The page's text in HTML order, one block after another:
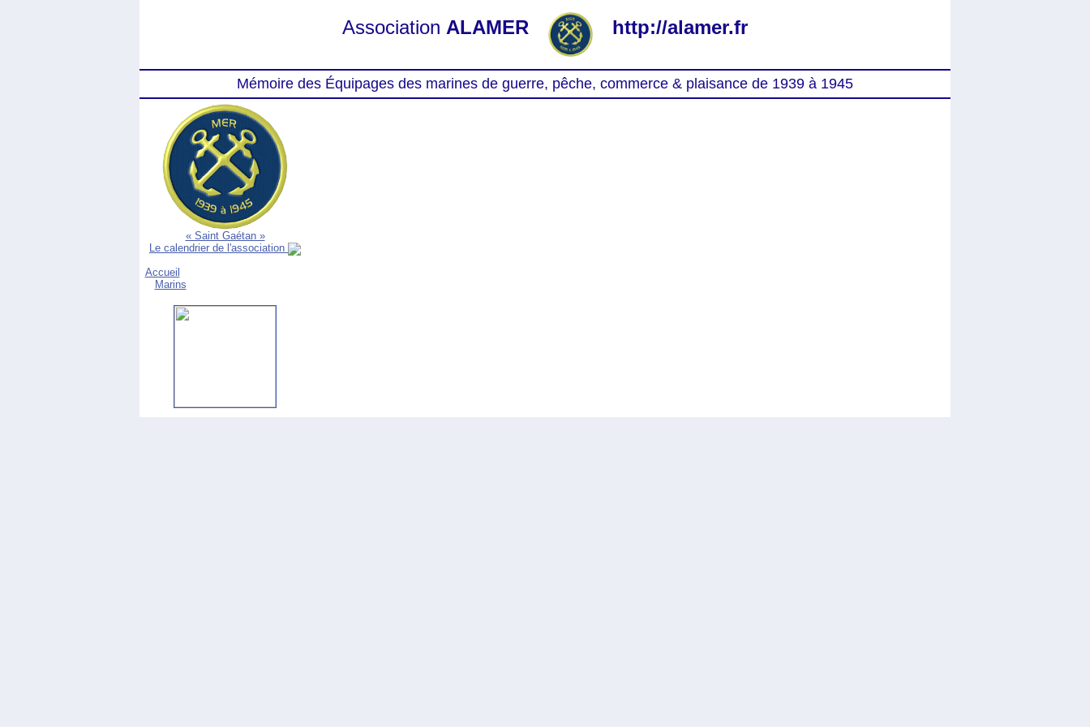
Association ALAMER http://alamer.fr
Mémoire des Équipages des marines de guerre, pêche, commerce & plaisance de 1939 à 1945
« Saint Gaétan »
Le calendrier de l'association
Accueil
Marins